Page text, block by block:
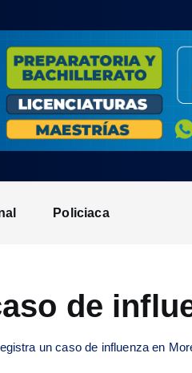
Policiaca
de
un caso de influenza en